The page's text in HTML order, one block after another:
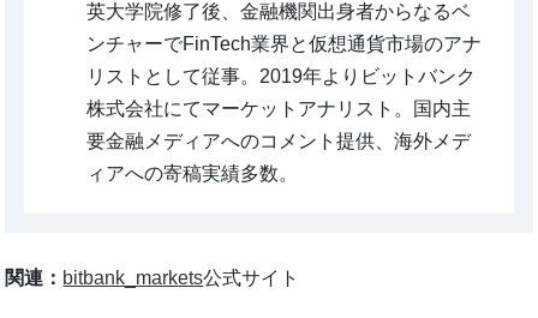
英大学院修了後、金融機関出身者からなるベ
ンチャーでFinTech業界と仮想通貨市場のアナ
リストとして従事。2019年よりビットバンク
株式会社にてマーケットアナリスト。国内主
要金融メディアへのコメント提供、海外メデ
ィアへの寄稿実績多数。
関連： bitbank_markets公式サイト